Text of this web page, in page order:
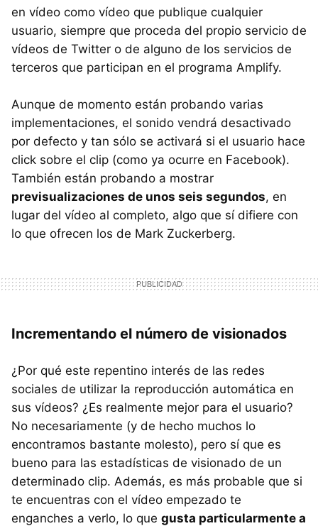
en vídeo como vídeo que publique cualquier
usuario, siempre que proceda del propio servicio de
vídeos de Twitter o de alguno de los servicios de
terceros que participan en el programa Amplify.
Aunque de momento están probando varias
implementaciones, el sonido vendrá desactivado
por defecto y tan sólo se activará si el usuario hace
click sobre el clip (como ya ocurre en Facebook).
También están probando a mostrar
previsualizaciones de unos seis segundos, en
lugar del vídeo al completo, algo que sí difiere con
lo que ofrecen los de Mark Zuckerberg.
Incrementando el número de visionados
¿Por qué este repentino interés de las redes
sociales de utilizar la reproducción automática en
sus vídeos? ¿Es realmente mejor para el usuario?
No necesariamente (y de hecho muchos lo
encontramos bastante molesto), pero sí que es
bueno para las estadísticas de visionado de un
determinado clip. Además, es más probable que si
te encuentras con el vídeo empezado te
enganches a verlo, lo que gusta particularmente a